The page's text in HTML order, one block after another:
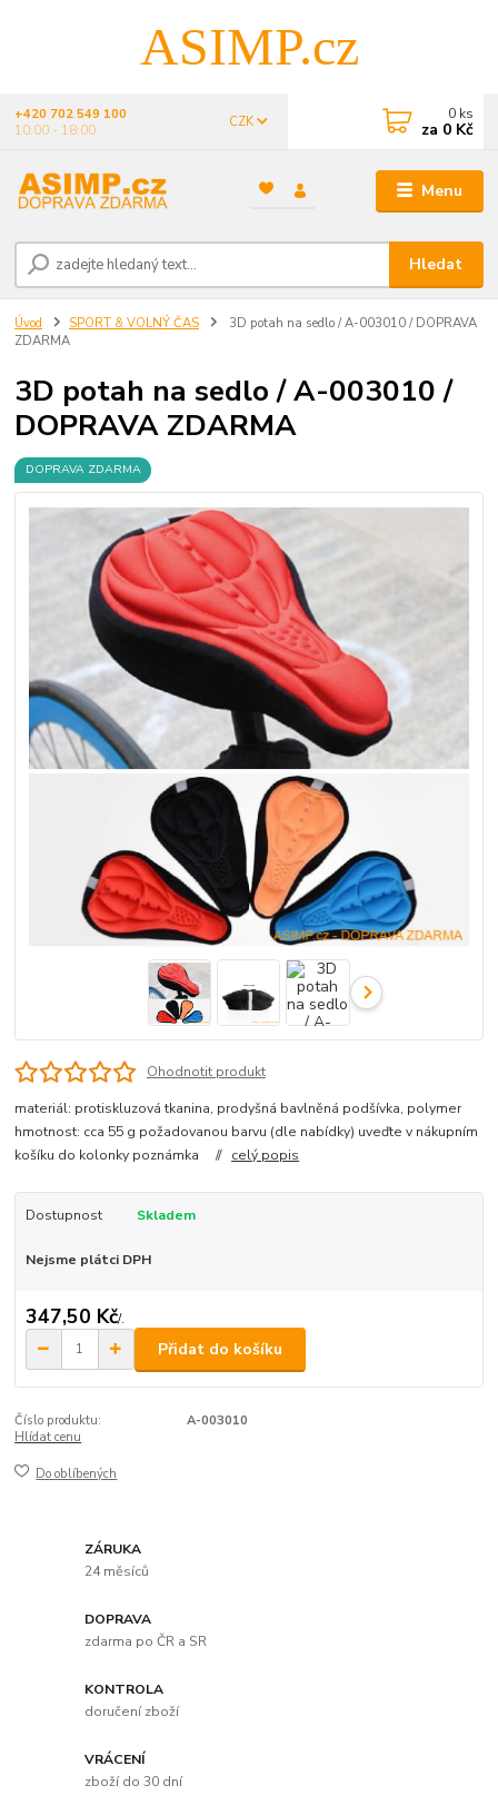
ASIMP.cz
Menu
CZK
Hledat
+420 702 549 100
10:00 - 18:00
0 ks
za 0 Kč
Úvod SPORT & VOLNÝ ČAS
3D potah na sedlo / A-003010 / DOPRAVA
ZDARMA
3D potah na sedlo / A-003010 /
DOPRAVA ZDARMA
DOPRAVA ZDARMA
Ohodnotit produkt
materiál: protiskluzová tkanina, prodyšná bavlněná podšívka, polymer
hmotnost: cca 55 g požadovanou barvu (dle nabídky) uveďte v nákupním
košíku do kolonky poznámka // celý popis
Dostupnost Skladem
Nejsme plátci DPH
347,50 Kč/.
Přidat do košíku
Číslo produktu:
A-003010
Hlídat cenu
Do oblíbených
ZÁRUKA
24 měsíců
DOPRAVA
zdarma po ČR a SR
KONTROLA
doručení zboží
VRÁCENÍ
zboží do 30 dní